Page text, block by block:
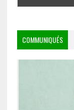
COMMUNIQUÉS